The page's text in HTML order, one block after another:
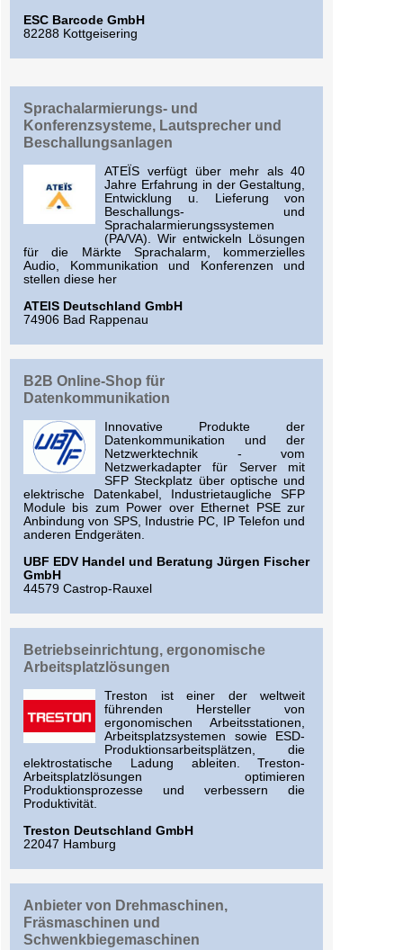
ESC Barcode GmbH
82288 Kottgeisering
Sprachalarmierungs- und
Konferenzsysteme, Lautsprecher und
Beschallungsanlagen
ATEÏS verfügt über mehr als 40
Jahre Erfahrung in der Gestaltung,
Entwicklung u. Lieferung von
Beschallungs- und
Sprachalarmierungssystemen
(PA/VA). Wir entwickeln Lösungen
für die Märkte Sprachalarm, kommerzielles
Audio, Kommunikation und Konferenzen und
stellen diese her
ATEIS Deutschland GmbH
74906 Bad Rappenau
B2B Online-Shop für
Datenkommunikation
Innovative Produkte der
Datenkommunikation und der
Netzwerktechnik - vom
Netzwerkadapter für Server mit
SFP Steckplatz über optische und
elektrische Datenkabel, Industrietaugliche SFP
Module bis zum Power over Ethernet PSE zur
Anbindung von SPS, Industrie PC, IP Telefon und
anderen Endgeräten.
UBF EDV Handel und Beratung Jürgen Fischer
GmbH
44579 Castrop-Rauxel
Betriebseinrichtung, ergonomische
Arbeitsplatzlösungen
Treston ist einer der weltweit
führenden Hersteller von
ergonomischen Arbeitsstationen,
Arbeitsplatzsystemen sowie ESD-
Produktionsarbeitsplätzen, die
elektrostatische Ladung ableiten. Treston-
Arbeitsplatzlösungen optimieren
Produktionsprozesse und verbessern die
Produktivität.
Treston Deutschland GmbH
22047 Hamburg
Anbieter von Drehmaschinen,
Fräsmaschinen und
Schwenkbiegemaschinen